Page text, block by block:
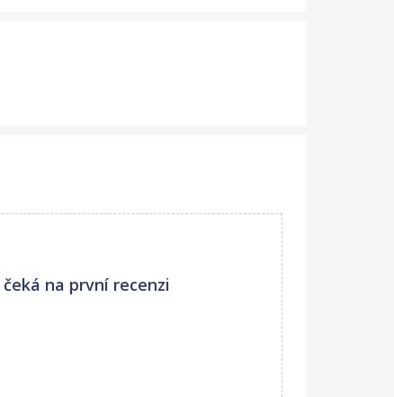
čeká na první recenzi